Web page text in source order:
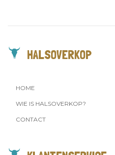
HALSOVERKOP
HOME
WIE IS HALSOVERKOP?
CONTACT